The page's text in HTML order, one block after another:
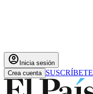
account_circle Inicia sesión
Crea cuenta SUSCRÍBETE